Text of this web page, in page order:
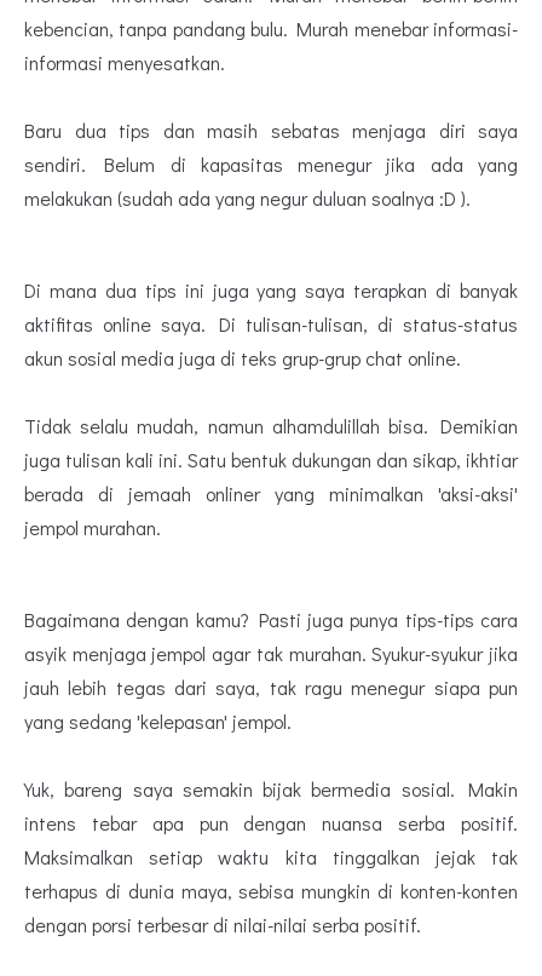
kebencian, tanpa pandang bulu. Murah menebar informasi-
informasi menyesatkan.
Baru dua tips dan masih sebatas menjaga diri saya
sendiri. Belum di kapasitas menegur jika ada yang
melakukan (sudah ada yang negur duluan soalnya :D ).
Di mana dua tips ini juga yang saya terapkan di banyak
aktifitas online saya. Di tulisan-tulisan, di status-status
akun sosial media juga di teks grup-grup chat online.
Tidak selalu mudah, namun alhamdulillah bisa. Demikian
juga tulisan kali ini. Satu bentuk dukungan dan sikap, ikhtiar
berada di jemaah onliner yang minimalkan 'aksi-aksi'
jempol murahan.
Bagaimana dengan kamu? Pasti juga punya tips-tips cara
asyik menjaga jempol agar tak murahan. Syukur-syukur jika
jauh lebih tegas dari saya, tak ragu menegur siapa pun
yang sedang 'kelepasan' jempol.
Yuk, bareng saya semakin bijak bermedia sosial. Makin
intens tebar apa pun dengan nuansa serba positif.
Maksimalkan setiap waktu kita tinggalkan jejak tak
terhapus di dunia maya, sebisa mungkin di konten-konten
dengan porsi terbesar di nilai-nilai serba positif.